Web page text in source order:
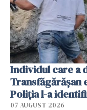
Individul care a
Transfăgărășan
Poliția l-a
07 AUGUST 2026